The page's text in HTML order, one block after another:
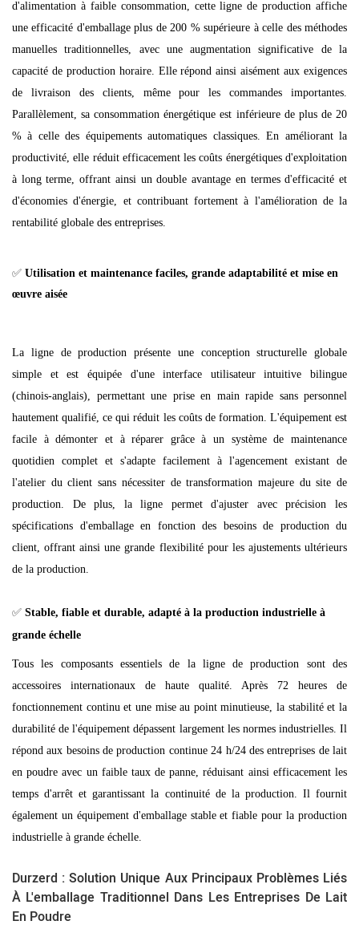
d'alimentation à faible consommation, cette ligne de production affiche
une efficacité d'emballage plus de 200 % supérieure à celle des méthodes
manuelles traditionnelles, avec une augmentation significative de la
capacité de production horaire. Elle répond ainsi aisément aux exigences
de livraison des clients, même pour les commandes importantes.
Parallèlement, sa consommation énergétique est inférieure de plus de 20
% à celle des équipements automatiques classiques. En améliorant la
productivité, elle réduit efficacement les coûts énergétiques d'exploitation
à long terme, offrant ainsi un double avantage en termes d'efficacité et
d'économies d'énergie, et contribuant fortement à l'amélioration de la
rentabilité globale des entreprises.
✅ Utilisation et maintenance faciles, grande adaptabilité et mise en
œuvre aisée
La ligne de production présente une conception structurelle globale
simple et est équipée d'une interface utilisateur intuitive bilingue
(chinois-anglais), permettant une prise en main rapide sans personnel
hautement qualifié, ce qui réduit les coûts de formation. L'équipement est
facile à démonter et à réparer grâce à un système de maintenance
quotidien complet et s'adapte facilement à l'agencement existant de
l'atelier du client sans nécessiter de transformation majeure du site de
production. De plus, la ligne permet d'ajuster avec précision les
spécifications d'emballage en fonction des besoins de production du
client, offrant ainsi une grande flexibilité pour les ajustements ultérieurs
de la production.
✅ Stable, fiable et durable, adapté à la production industrielle à
grande échelle
Tous les composants essentiels de la ligne de production sont des
accessoires internationaux de haute qualité. Après 72 heures de
fonctionnement continu et une mise au point minutieuse, la stabilité et la
durabilité de l'équipement dépassent largement les normes industrielles. Il
répond aux besoins de production continue 24 h/24 des entreprises de lait
en poudre avec un faible taux de panne, réduisant ainsi efficacement les
temps d'arrêt et garantissant la continuité de la production. Il fournit
également un équipement d'emballage stable et fiable pour la production
industrielle à grande échelle.
Durzerd : Solution Unique Aux Principaux Problèmes Liés
À L'emballage Traditionnel Dans Les Entreprises De Lait
En Poudre